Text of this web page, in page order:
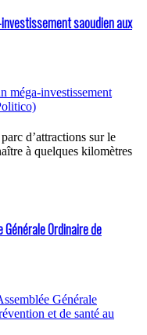
saoudien aux
d’attractions sur le
à quelques kilomètres
Générale Ordinaire de